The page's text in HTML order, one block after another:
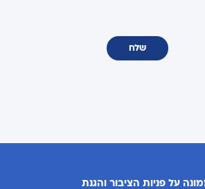
שלח
על פניות הציבור והגנת